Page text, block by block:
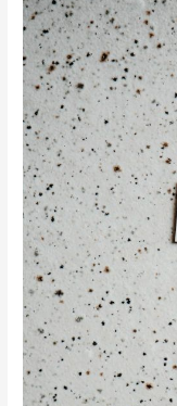
bienes
inmuebles